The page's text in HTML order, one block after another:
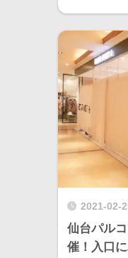
2021-02-
仙台パル
催！入口